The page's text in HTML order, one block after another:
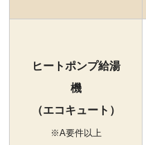
ヒートポンプ給湯
機
（エコキュート）
※A要件以上